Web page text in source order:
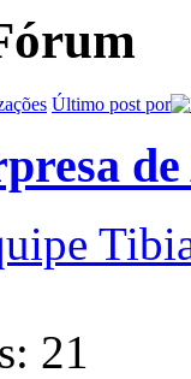
Último post por
21